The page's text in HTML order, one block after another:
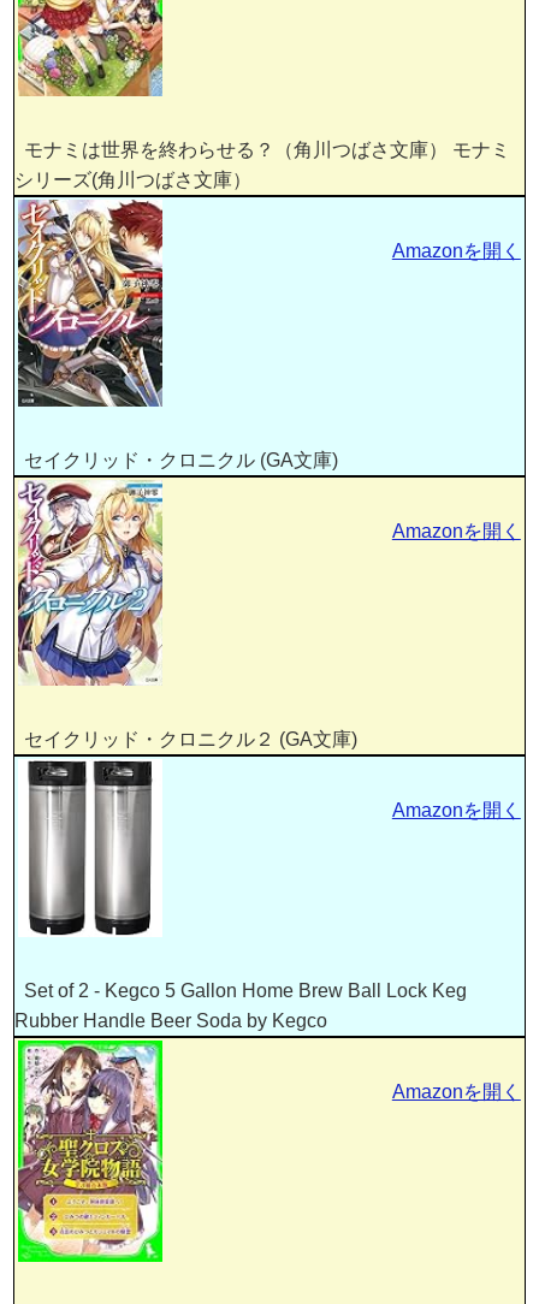
モナミは世界を終わらせる？（角川つばさ文庫） モナミ
シリーズ(角川つばさ文庫）
セイクリッド・クロニクル (GA文庫)
Amazonを開く
セイクリッド・クロニクル２ (GA文庫)
Amazonを開く
Set of 2 - Kegco 5 Gallon Home Brew Ball Lock Keg
Rubber Handle Beer Soda by Kegco
Amazonを開く
Amazonを開く